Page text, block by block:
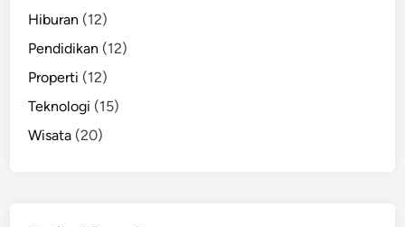
Hiburan (12)
Pendidikan (12)
Properti (12)
Teknologi (15)
Wisata (20)